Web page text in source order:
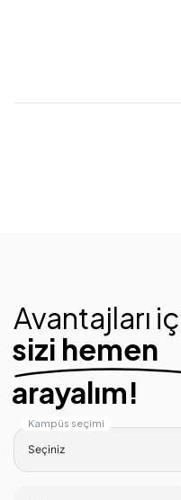
Avantajları
sizi hemen
arayalım!
Kampüs seçimi